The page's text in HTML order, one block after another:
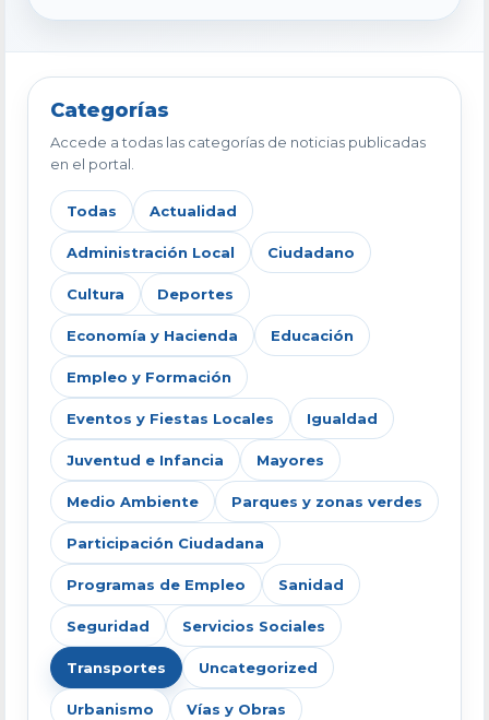
Categorías
Accede a todas las categorías de noticias publicadas
en el portal.
Todas Actualidad
Administración Local Ciudadano
Cultura Deportes
Economía y Hacienda Educación
Empleo y Formación
Eventos y Fiestas Locales Igualdad
Juventud e Infancia Mayores
Medio Ambiente Parques y zonas verdes
Participación Ciudadana
Programas de Empleo Sanidad
Seguridad Servicios Sociales
Transportes Uncategorized
Urbanismo Vías y Obras